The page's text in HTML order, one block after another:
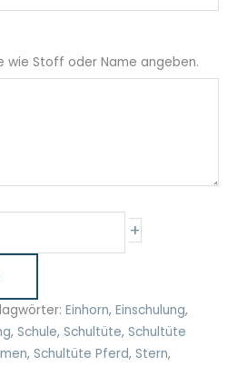
wie Stoff oder Name angeben.
+
Einhorn, Einschulung,
, Schule, Schultüte, Schultüte
, Schultüte Pferd, Stern,